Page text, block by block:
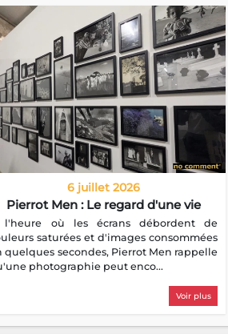
6 juillet 2026
Pierrot Men : Le regard d'une vie
l'heure où les écrans débordent de
saturées et d'images consommées
quelques secondes, Pierrot Men rappelle
photographie peut enco...
Voir plus